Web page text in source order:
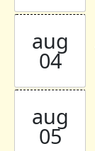
aug
04
aug
05